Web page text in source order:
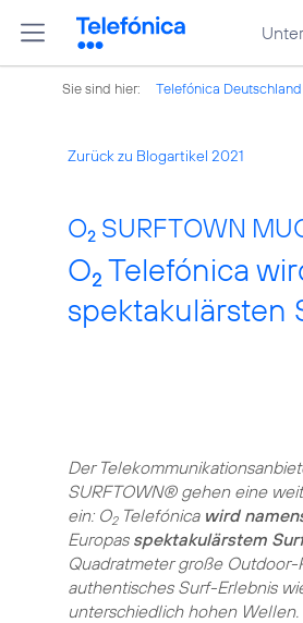
Sie sind hier: Telefónica Deutschland
Zurück zu Blogartikel 2021
O2 SURFTOWN
O2 Telefónica
spektakulärsten
Der
SURFTOWN® gehen eine
ein: O2Telefónica wird
Europas spektakulärstem
Quadratmeter große
authentisches Surf-Erlebnis
unterschiedlich hohen